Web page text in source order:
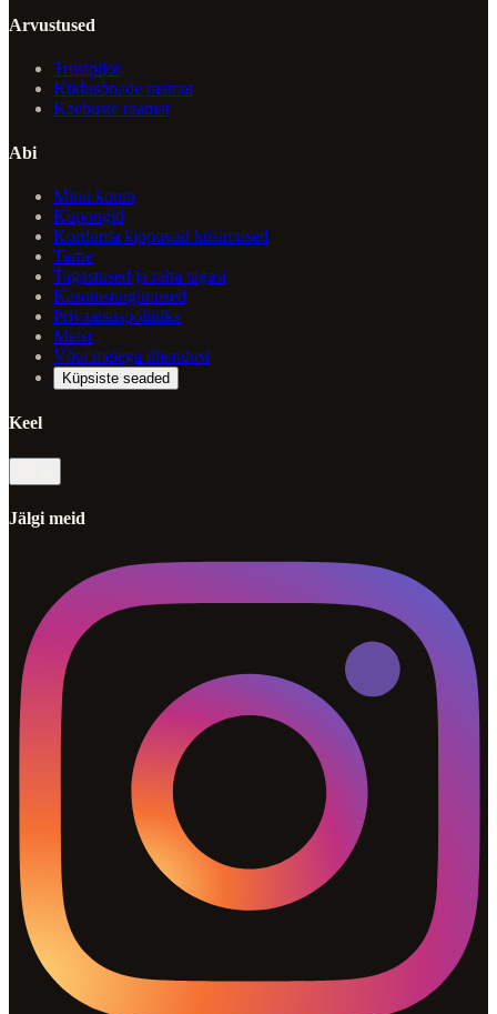
Arvustused
Trustpilot
Kiidusõnade raamat
Kaebuste raamat
Abi
Minu konto
Kupongid
Korduma kippuvad küsimused
Tarne
Tagastused ja raha tagasi
Kasutustingimused
Privaatsuspoliitika
Meist
Võta meiega ühendust
Küpsiste seaded
Keel
Jälgi meid